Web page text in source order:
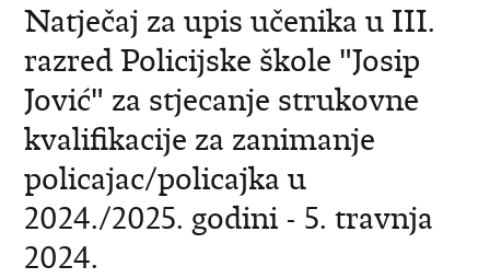
Natječaj za upis učenika u III.
razred Policijske škole "Josip
Jović" za stjecanje strukovne
kvalifikacije za zanimanje
policajac/policajka u
2024./2025. godini - 5. travnja
2024.